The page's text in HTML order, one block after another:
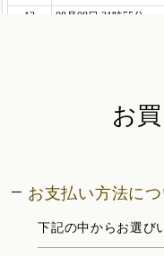
お
お支払い方法につ
下記の中からお選び